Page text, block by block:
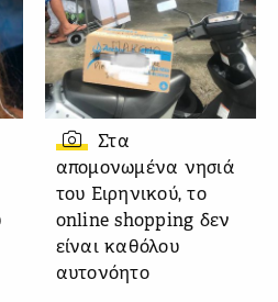
Στα
απομονωμένα νησιά
του Ειρηνικού, το
online shopping δεν
είναι καθόλου
αυτονόητο